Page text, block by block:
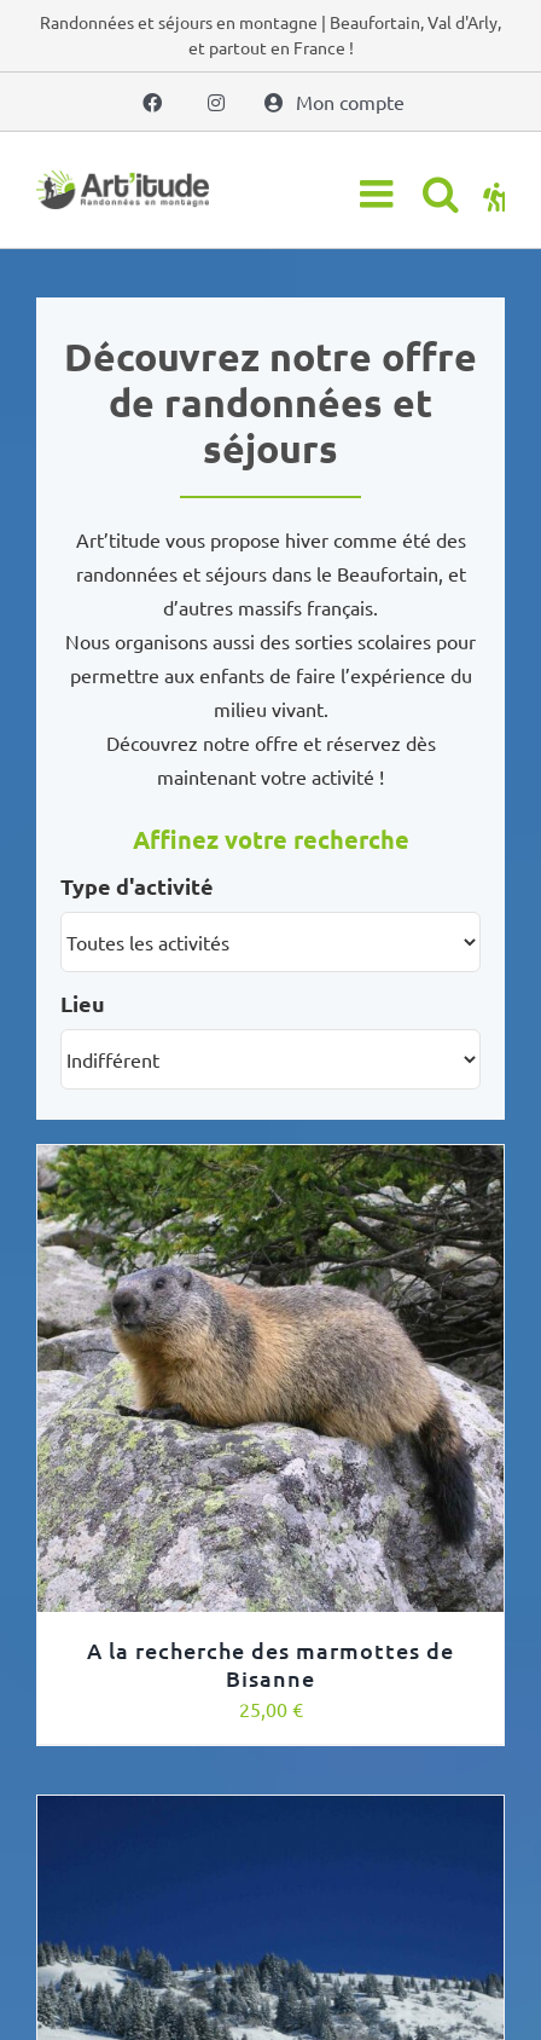
PasserRandonnées et séjours en montagne | Beaufortain, Val d'Arly,
et partout en France !
Mon compte
Découvrez notre offre
de randonnées et
séjours
Art’titude vous propose hiver comme été des
randonnées et séjours dans le Beaufortain, et
d’autres massifs français.
Nous organisons aussi des sorties scolaires pour
permettre aux enfants de faire l’expérience du
milieu vivant.
Découvrez notre offre et réservez dès
maintenant votre activité !
Affinez votre recherche
Type d'activité
Lieu
A la recherche des marmottes de
Bisanne
25,00 €